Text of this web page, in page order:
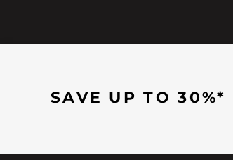
SAVE UP TO 30%*